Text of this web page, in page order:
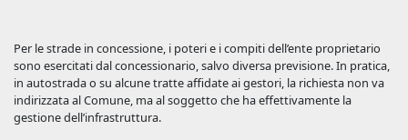
Per le strade in concessione, i poteri e i compiti dell’ente proprietario
sono esercitati dal concessionario, salvo diversa previsione. In pratica,
in autostrada o su alcune tratte affidate ai gestori, la richiesta non va
indirizzata al Comune, ma al soggetto che ha effettivamente la
gestione dell’infrastruttura.